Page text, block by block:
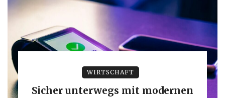
WIRTSCHAFT
Sicher unterwegs mit modernen